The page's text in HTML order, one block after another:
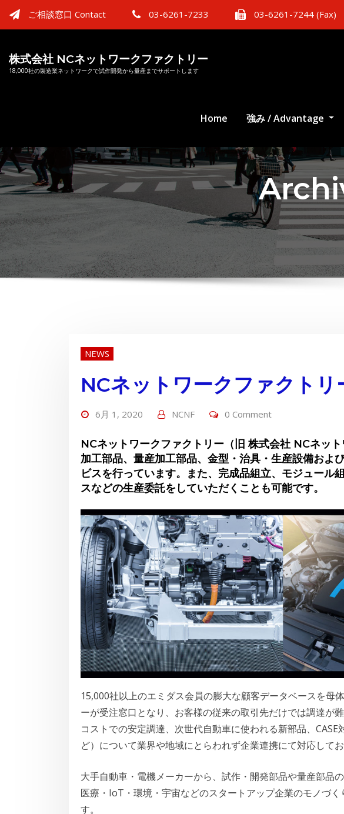
ご相談窓口 Contact 03-6261-7233 03-6261-7244 (Fax)
株式会社 NCネットワークファクトリー
18,000社の製造業ネットワークで試作開発から量産までサポートします
Home 強み / Advantage
NEWS
NCネットワークファクト
6月 1, 2020 NCNF 0 Comment
NCネットワークファクトリー（旧 株式会社 NCネッ
加工部品、量産加工部品、金型・治具・生産設備およ
ビスを行っています。また、完成品組立、モジュール
スなどの生産委託をしていただくことも可能です。
15,000社以上のエミダス会員の膨大な顧客データベースを母
ーが受注窓口となり、お客様の従来の取引先だけでは調達が
コストでの安定調達、次世代自動車に使われる新部品、
ど）について業界や地域にとらわれず企業連携にて対応してお
大手自動車・電機メーカーから、試作・開発部品や量産部品
医療・IoT・環境・宇宙などのスタートアップ企業のモノづ
す。